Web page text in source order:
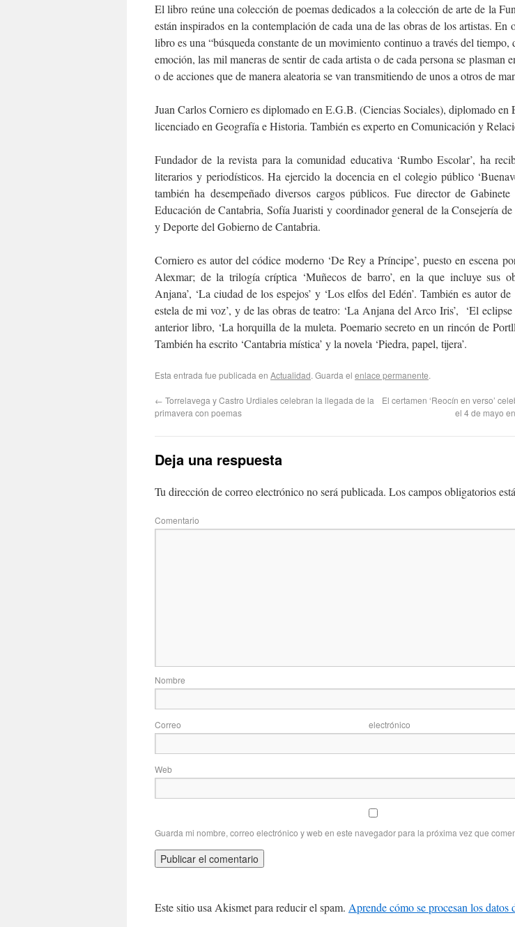
El libro reúne una colección de poemas dedicados a la colección de arte de la
están inspirados en la contemplación de cada una de las obras de los artistas. En
libro es una “búsqueda constante de un movimiento continuo a través del tiempo,
emoción, las mil maneras de sentir de cada artista o de cada persona se plasman
o de acciones que de manera aleatoria se van transmitiendo de unos a otros de
Juan Carlos Corniero es diplomado en E.G.B. (Ciencias Sociales), diplomado
licenciado en Geografía e Historia. También es experto en Comunicación y
Fundador de la revista para la comunidad educativa ‘Rumbo Escolar’, ha
literarios y periodísticos. Ha ejercido la docencia en el colegio público
también ha desempeñado diversos cargos públicos. Fue director de
Educación de Cantabria, Sofía Juaristi y coordinador general de la Consejería
y Deporte del Gobierno de Cantabria.
Corniero es autor del códice moderno ‘De Rey a Príncipe’, puesto en escena
Alexmar; de la trilogía críptica ‘Muñecos de barro’, en la que incluye sus
Anjana’, ‘La ciudad de los espejos’ y ‘Los elfos del Edén’. También es autor
estela de mi voz’, y de las obras de teatro: ‘La Anjana del Arco Iris’, ‘El eclipse
anterior libro, ‘La horquilla de la muleta. Poemario secreto en un rincón de
También ha escrito ‘Cantabria mística’ y la novela ‘Piedra, papel, tijera’.
Esta entrada fue publicada en Actualidad. Guarda el enlace permanente.
← Torrelavega y Castro Urdiales celebran la llegada de la
primavera con poemas
El certamen ‘Reocín en verso’
el 4 de mayo
Deja una respuesta
Tu dirección de correo electrónico no será publicada. Los campos obligatorios
Correo
Web
Guarda mi nombre, correo electrónico y web en este navegador para la próxima vez que
Este sitio usa Akismet para reducir el spam. Aprende cómo se procesan los datos